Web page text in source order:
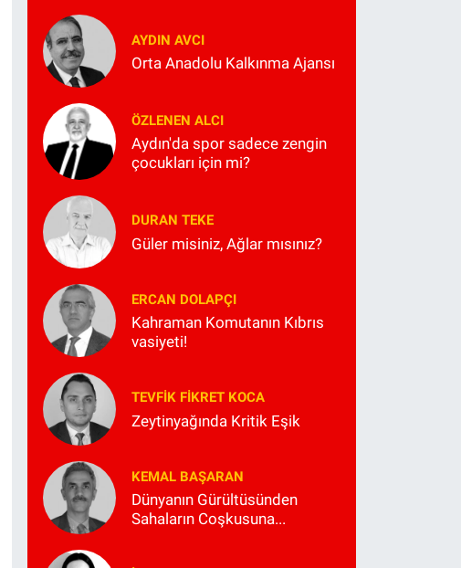
AYDIN AVCI
Orta Anadolu Kalkınma Ajansı
ÖZLENEN ALCI
Aydın'da spor sadece zengin
çocukları için mi?
DURAN TEKE
Güler misiniz, Ağlar mısınız?
ERCAN DOLAPÇI
Kahraman Komutanın Kıbrıs
vasiyeti!
TEVFIK FIKRET KOCA
Zeytinyağında Kritik Eşik
KEMAL BAŞARAN
Dünyanın Gürültüsünden
Sahaların Coşkusuna...